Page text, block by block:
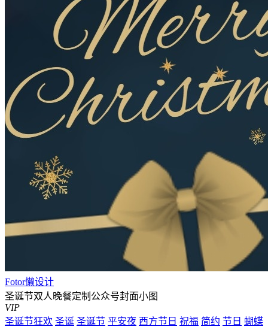
Fotor懒设计
圣诞节双人晚餐定制公众号封面小图
VIP
圣诞节狂欢 圣诞 圣诞节 平安夜 西方节日 祝福 简约 节日 蝴蝶